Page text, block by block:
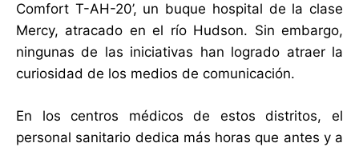
Comfort T-AH-20’, un buque hospital de la clase
Mercy, atracado en el río Hudson. Sin embargo,
ningunas de las iniciativas han logrado atraer la
curiosidad de los medios de comunicación.
En los centros médicos de estos distritos, el
personal sanitario dedica más horas que antes y a